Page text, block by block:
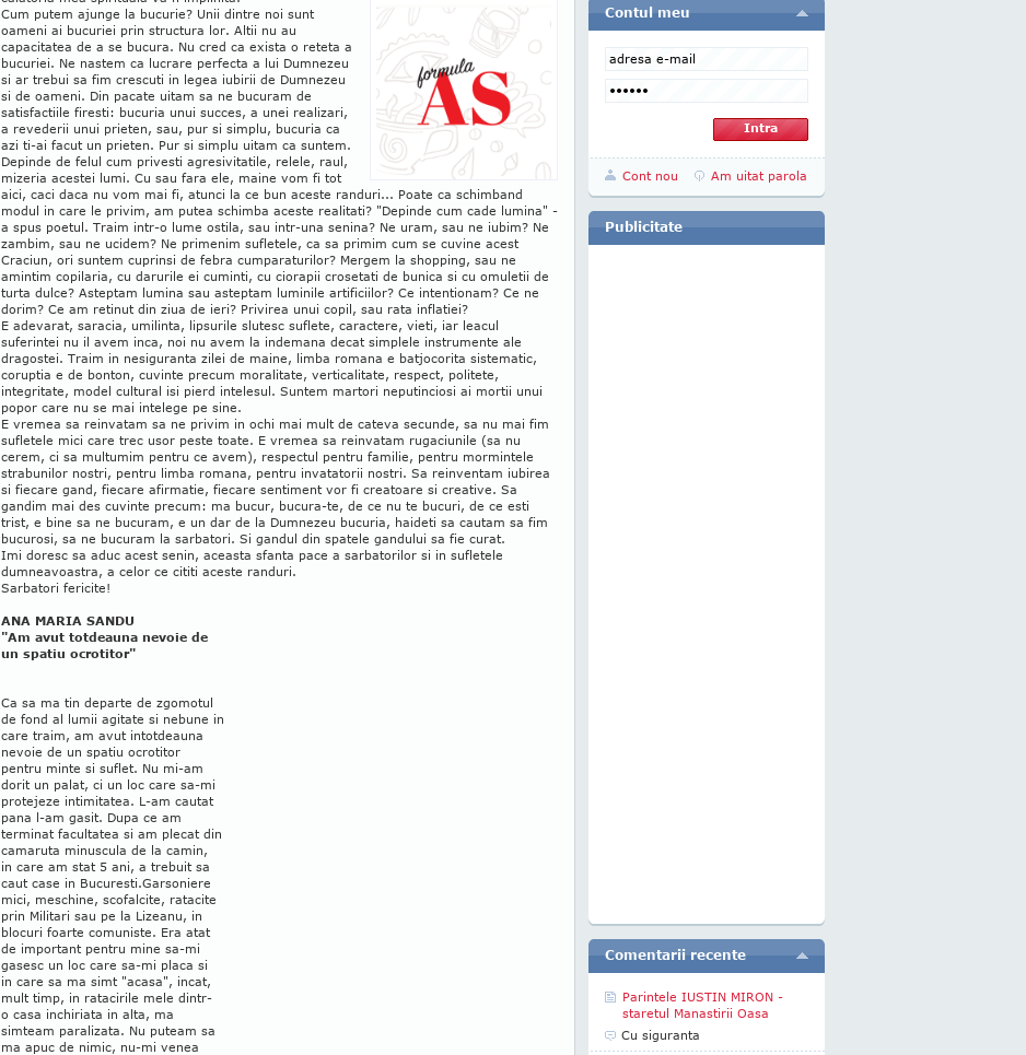
Cum putem ajunge la bucurie? Unii dintre noi sunt
oameni ai bucuriei prin structura lor. Altii nu au
capacitatea de a se bucura. Nu cred ca exista o reteta a
bucuriei. Ne nastem ca lucrare perfecta a lui Dumnezeu
si ar trebui sa fim crescuti in legea iubirii de Dumnezeu
si de oameni. Din pacate uitam sa ne bucuram de
satisfactiile firesti: bucuria unui succes, a unei realizari,
a revederii unui prieten, sau, pur si simplu, bucuria ca
azi ti-ai facut un prieten. Pur si simplu uitam ca suntem.
Depinde de felul cum privesti agresivitatile, relele, raul,
mizeria acestei lumi. Cu sau fara ele, maine vom fi tot
aici, caci daca nu vom mai fi, atunci la ce bun aceste randuri... Poate ca schimband
modul in care le privim, am putea schimba aceste realitati? "Depinde cum cade lumina" -
a spus poetul. Traim intr-o lume ostila, sau intr-una senina? Ne uram, sau ne iubim? Ne
zambim, sau ne ucidem? Ne primenim sufletele, ca sa primim cum se cuvine acest
Craciun, ori suntem cuprinsi de febra cumparaturilor? Mergem la shopping, sau ne
amintim copilaria, cu darurile ei cuminti, cu ciorapii crosetati de bunica si cu omuletii de
turta dulce? Asteptam lumina sau asteptam luminile artificiilor? Ce intentionam? Ce ne
dorim? Ce am retinut din ziua de ieri? Privirea unui copil, sau rata inflatiei?
E adevarat, saracia, umilinta, lipsurile slutesc suflete, caractere, vieti, iar leacul
suferintei nu il avem inca, noi nu avem la indemana decat simplele instrumente ale
dragostei. Traim in nesiguranta zilei de maine, limba romana e batjocorita sistematic,
coruptia e de bonton, cuvinte precum moralitate, verticalitate, respect, politete,
integritate, model cultural isi pierd intelesul. Suntem martori neputinciosi ai mortii unui
popor care nu se mai intelege pe sine.
E vremea sa reinvatam sa ne privim in ochi mai mult de cateva secunde, sa nu mai fim
sufletele mici care trec usor peste toate. E vremea sa reinvatam rugaciunile (sa nu
cerem, ci sa multumim pentru ce avem), respectul pentru familie, pentru mormintele
strabunilor nostri, pentru limba romana, pentru invatatorii nostri. Sa reinventam iubirea
si fiecare gand, fiecare afirmatie, fiecare sentiment vor fi creatoare si creative. Sa
gandim mai des cuvinte precum: ma bucur, bucura-te, de ce nu te bucuri, de ce esti
trist, e bine sa ne bucuram, e un dar de la Dumnezeu bucuria, haideti sa cautam sa fim
bucurosi, sa ne bucuram la sarbatori. Si gandul din spatele gandului sa fie curat.
Imi doresc sa aduc acest senin, aceasta sfanta pace a sarbatorilor si in sufletele
dumneavoastra, a celor ce cititi aceste randuri.
Sarbatori fericite!
ANA MARIA SANDU
"Am avut totdeauna nevoie de
un spatiu ocrotitor"
Ca sa ma tin departe de zgomotul
de fond al lumii agitate si nebune in
care traim, am avut intotdeauna
nevoie de un spatiu ocrotitor
pentru minte si suflet. Nu mi-am
dorit un palat, ci un loc care sa-mi
protejeze intimitatea. L-am cautat
pana l-am gasit. Dupa ce am
terminat facultatea si am plecat din
camaruta minuscula de la camin,
in care am stat 5 ani, a trebuit sa
caut case in Bucuresti.Garsoniere
mici, meschine, scofalcite, ratacite
prin Militari sau pe la Lizeanu, in
blocuri foarte comuniste. Era atat
de important pentru mine sa-mi
gasesc un loc care sa-mi placa si
in care sa ma simt "acasa", incat,
mult timp, in ratacirile mele dintr-
o casa inchiriata in alta, ma
simteam paralizata. Nu puteam sa
ma apuc de nimic, nu-mi venea
Contul meu
Cont nou Am uitat parola
Publicitate
Comentarii recente
Parintele IUSTIN MIRON -
staretul Manastirii Oasa
Cu siguranta